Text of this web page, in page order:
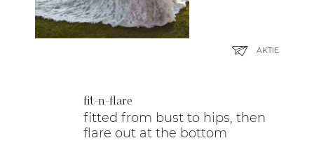
fit-n-flare
fitted from bust to hips, then
flare out at the bottom
AKTIE